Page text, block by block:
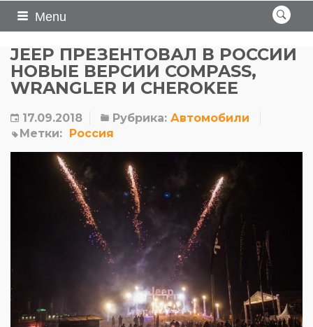
Menu
JEEP ПРЕЗЕНТОВАЛ В РОССИИ
НОВЫЕ ВЕРСИИ COMPASS,
WRANGLER И CHEROKEE
17.09.2018 Рубрика: Автомобили
Метки: Россия